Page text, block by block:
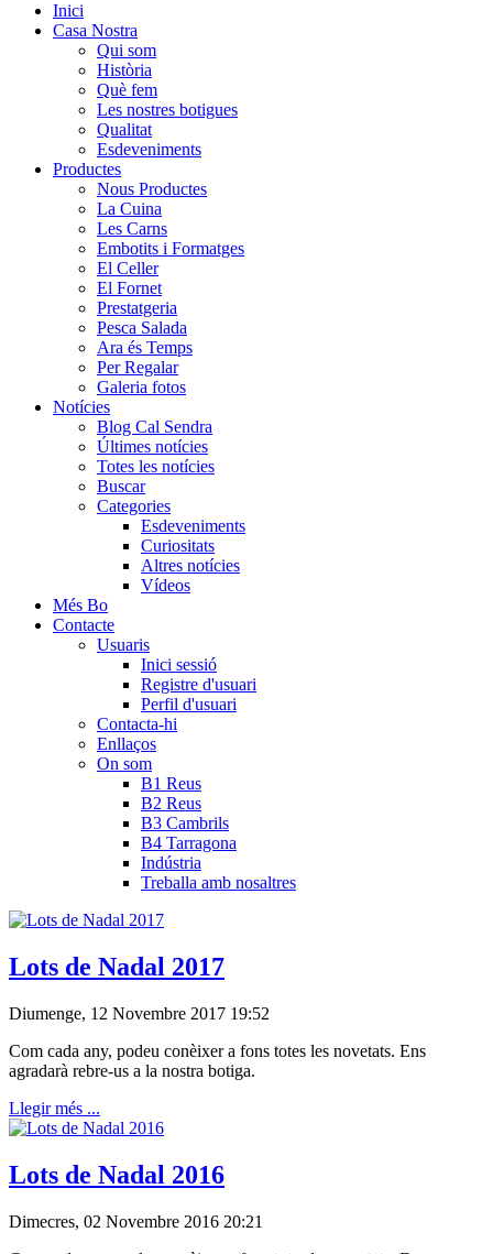
Inici
Casa Nostra
Qui som
Història
Què fem
Les nostres botigues
Qualitat
Esdeveniments
Productes
Nous Productes
La Cuina
Les Carns
Embotits i Formatges
El Celler
El Fornet
Prestatgeria
Pesca Salada
Ara és Temps
Per Regalar
Galeria fotos
Notícies
Blog Cal Sendra
Últimes notícies
Totes les notícies
Buscar
Categories
Esdeveniments
Curiositats
Altres notícies
Vídeos
Més Bo
Contacte
Usuaris
Inici sessió
Registre d'usuari
Perfil d'usuari
Contacta-hi
Enllaços
On som
B1 Reus
B2 Reus
B3 Cambrils
B4 Tarragona
Indústria
Treballa amb nosaltres
Lots de Nadal 2017
Diumenge, 12 Novembre 2017 19:52
Com cada any, podeu conèixer a fons totes les novetats. Ens
agradarà rebre-us a la nostra botiga.
Llegir més ...
Lots de Nadal 2016
Dimecres, 02 Novembre 2016 20:21